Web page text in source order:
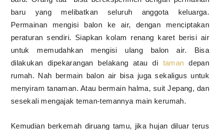
baru yang melibatkan seluruh anggota keluarga.
Permainan mengisi balon ke air, dengan menciptakan
peraturan sendiri. Siapkan kolam renang karet berisi air
untuk memudahkan mengisi ulang balon air. Bisa
dilakukan dipekarangan belakang atau di taman depan
rumah. Nah bermain balon air bisa juga sekaligus untuk
menyiram tanaman. Atau bermain halma, suit Jepang, dan
sesekali mengajak teman-temannya main kerumah.
Kemudian berkemah diruang tamu, jika hujan diluar terus